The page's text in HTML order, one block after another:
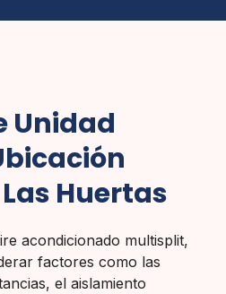
Unidad
Huertas
acondicionado multisplit,
factores como las
el aislamiento